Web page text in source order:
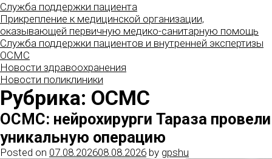
Служба поддержки пациента
Прикрепление к медицинской организации,
оказывающей первичную медико-санитарную помощь
Служба поддержки пациентов и внутренней экспертизы
ОСМС
Новости здравоохранения
Новости поликлиники
Рубрика: ОСМС
ОСМС: нейрохирурги Тараза провели
уникальную операцию
Posted on 07.08.202608.08.2026 by gpshu